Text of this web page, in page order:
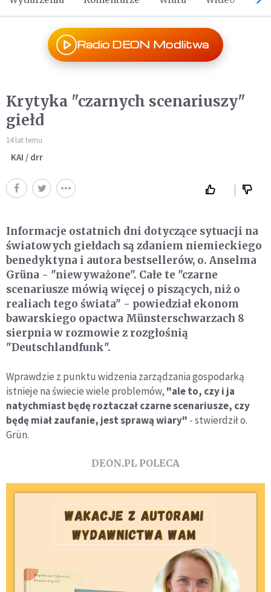
Radio DEON Modlitwa
Krytyka "czarnych scenariuszy"
giełd
14 lat temu
KAI / drr
Informacje ostatnich dni dotyczące sytuacji na
światowych giełdach są zdaniem niemieckiego
benedyktyna i autora bestsellerów, o. Anselma
Grüna - "niewyważone". Całe te "czarne
scenariusze mówią więcej o piszących, niż o
realiach tego świata" - powiedział ekonom
bawarskiego opactwa Münsterschwarzach 8
sierpnia w rozmowie z rozgłośnią
"Deutschlandfunk".
Wprawdzie z punktu widzenia zarządzania gospodarką
istnieje na świecie wiele problemów, "ale to, czy i ja
natychmiast będę roztaczał czarne scenariusze, czy
będę miał zaufanie, jest sprawą wiary" - stwierdził o.
Grün.
DEON.PL POLECA